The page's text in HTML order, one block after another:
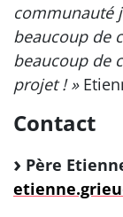
communauté
beaucoup de
beaucoup de
projet ! »
Contact
Père